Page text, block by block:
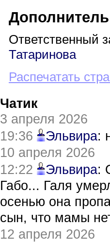
Ответственный
Татаринова
Распечатать
Чатик
3 апреля 2026
19:36
Эльвира:
10 апреля 2026
12:22
Эльвира:
Габо... Галя
осенью она
сын, что мамы
12 апреля 2026